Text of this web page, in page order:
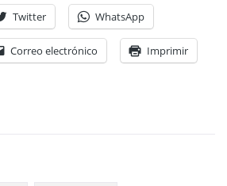
Twitter WhatsApp
Correo electrónico Imprimir